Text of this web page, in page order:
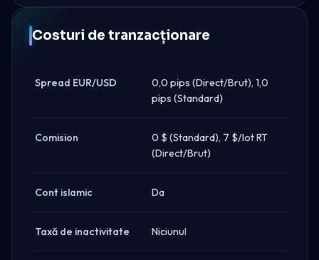
Costuri de tranzacționare
Spread EUR/USD
0,0 pips (Direct/Brut), 1,0
pips (Standard)
Comision
0 $ (Standard), 7 $/lot RT
(Direct/Brut)
Cont islamic Da
Taxă de inactivitate Niciunul